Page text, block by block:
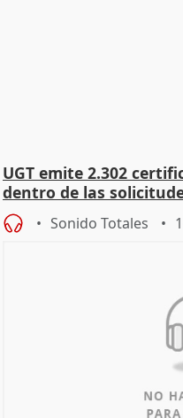
UGT emite 2.302
dentro de las
Sonido Totales